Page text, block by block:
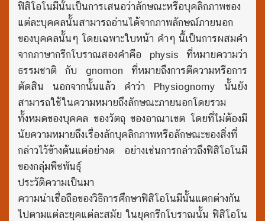
ฟิสิโอโนมีนั้นเป็นการเสนอว่าลักษณะหรือบุคลิกภาพของ
แต่ละบุคคลนั้นสามารถอ่านได้จากภาพลักษณ์ภายนอก
ของบุคคลนั้นๆ โดยเฉพาะใบหน้า คำๆ นี้เป็นการผสมคำ
จากภาษากรีกโบราณสองคำคือ physis ที่หมายความว่า
ธรรมชาติ กับ gnomon ที่หมายถึงการตีความหรือการ
ตัดสิน นอกจากนั้นแล้ว คำว่า Physiognomy นั้นยัง
สามารถใช้ในความหมายถึงลักษณะภายนอกโดยรวม
ทั้งหมดของบุคคล ของวัตถุ ของอาณาเขต โดยที่ไม่ต้องมี
นัยความหมายถึงเรื่องลักบุคลิกภาพหรือลักษณะของสิ่งที่
กล่าวไว้ข้างต้นแต่อย่างด อย่างเช่นการกล่าวถึงฟิสิโอโนมี
ของกลุ่มพืชพันธุ์
ประวัติความเป็นมา
ความน่าเชื่อถือของวิธีการศึกษาฟิสิโอโนมีนั้นแตกต่างกัน
ไปตามแต่ละยุคแต่ละสมัย ในยุคกรีกโบราณนั้น ฟิสิโอโน